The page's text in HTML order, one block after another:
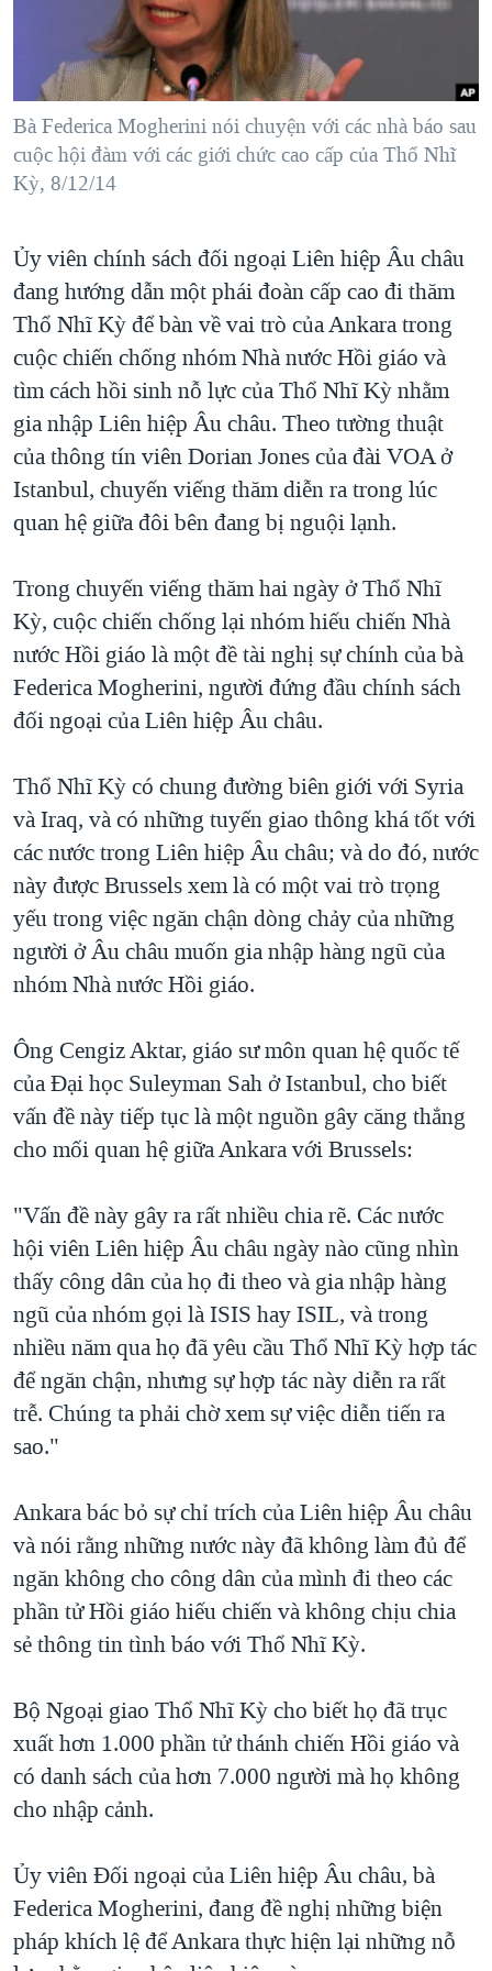
NGƯỜI VIỆT HẢI NGOẠI
ĐỜI SỐNG
KINH TẾ
SỨC KHOẺ
THỂ THAO
GIÁO DỤC
HÀNH TRÌNH BẦU CỬ 2024
MỘT NĂM CHIẾN TRANH TẠI DẢI GAZA
GIẢI MÃ VÀNH ĐAI & CON ĐƯỜNG
NGÀY TỊ NẠN THẾ GIỚI
CHI PHÍ CHIẾN TRANH AFGHANISTAN
CÁC GIÁ TRỊ CỘNG HÒA Ở VIỆT NAM
THƯỢNG ĐỈNH TRUMP-KIM TẠI VIỆT NAM
TRỊNH VĨNH BÌNH VS. CHÍNH PHỦ VIỆT NAM
NGƯ DÂN VIỆT VÀ LÀN SÓNG TRỘM HẢI SÂM
BÊN KIA QUỐC LỘ: TIẾNG VỌNG TỪ NÔNG THÔN MỸ
QUAN HỆ VIỆT MỸ
NGHE
MẠNG XÃ HỘI
Bà Federica Mogherini nói chuyện với các nhà báo sau
cuộc hội đàm với các giới chức cao cấp của Thổ Nhĩ
Kỳ, 8/12/14
Ủy viên chính sách đối ngoại Liên hiệp Âu châu
đang hướng dẫn một phái đoàn cấp cao đi thăm
Thổ Nhĩ Kỳ để bàn về vai trò của Ankara trong
cuộc chiến chống nhóm Nhà nước Hồi giáo và
tìm cách hồi sinh nỗ lực của Thổ Nhĩ Kỳ nhằm
gia nhập Liên hiệp Âu châu. Theo tường thuật
của thông tín viên Dorian Jones của đài VOA ở
Istanbul, chuyến viếng thăm diễn ra trong lúc
quan hệ giữa đôi bên đang bị nguội lạnh.
Trong chuyến viếng thăm hai ngày ở Thổ Nhĩ
Kỳ, cuộc chiến chống lại nhóm hiếu chiến Nhà
nước Hồi giáo là một đề tài nghị sự chính của bà
Federica Mogherini, người đứng đầu chính sách
đối ngoại của Liên hiệp Âu châu.
Thổ Nhĩ Kỳ có chung đường biên giới với Syria
và Iraq, và có những tuyến giao thông khá tốt với
các nước trong Liên hiệp Âu châu; và do đó, nước
này được Brussels xem là có một vai trò trọng
yếu trong việc ngăn chận dòng chảy của những
người ở Âu châu muốn gia nhập hàng ngũ của
nhóm Nhà nước Hồi giáo.
Ông Cengiz Aktar, giáo sư môn quan hệ quốc tế
của Đại học Suleyman Sah ở Istanbul, cho biết
vấn đề này tiếp tục là một nguồn gây căng thẳng
cho mối quan hệ giữa Ankara với Brussels:
"Vấn đề này gây ra rất nhiều chia rẽ. Các nước
hội viên Liên hiệp Âu châu ngày nào cũng nhìn
thấy công dân của họ đi theo và gia nhập hàng
ngũ của nhóm gọi là ISIS hay ISIL, và trong
nhiều năm qua họ đã yêu cầu Thổ Nhĩ Kỳ hợp tác
để ngăn chận, nhưng sự hợp tác này diễn ra rất
trễ. Chúng ta phải chờ xem sự việc diễn tiến ra
sao."
Ankara bác bỏ sự chỉ trích của Liên hiệp Âu châu
và nói rằng những nước này đã không làm đủ để
ngăn không cho công dân của mình đi theo các
phần tử Hồi giáo hiếu chiến và không chịu chia
sẻ thông tin tình báo với Thổ Nhĩ Kỳ.
Bộ Ngoại giao Thổ Nhĩ Kỳ cho biết họ đã trục
xuất hơn 1.000 phần tử thánh chiến Hồi giáo và
có danh sách của hơn 7.000 người mà họ không
cho nhập cảnh.
Ủy viên Đối ngoại của Liên hiệp Âu châu, bà
Federica Mogherini, đang đề nghị những biện
pháp khích lệ để Ankara thực hiện lại những nỗ